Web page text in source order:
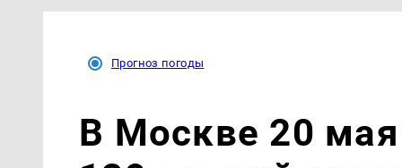
Прогноз погоды
В Москве 20